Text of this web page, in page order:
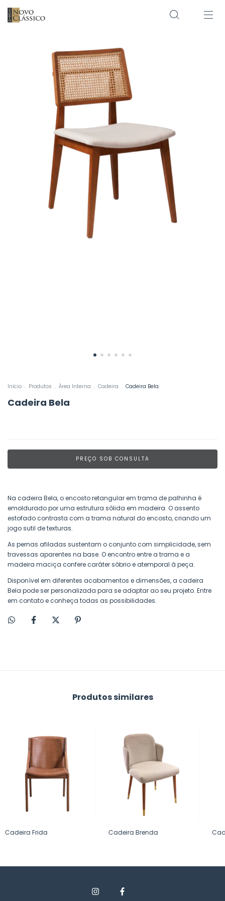
Início . Produtos . Área Interna . Cadeira . Cadeira Bela
Cadeira Bela
Na cadeira Bela, o encosto retangular em trama de palhinha é
emoldurado por uma estrutura sólida em madeira. O assento
estofado contrasta com a trama natural do encosto, criando um
jogo sutil de texturas.
As pernas afiladas sustentam o conjunto com simplicidade, sem
travessas aparentes na base. O encontro entre a trama e a
madeira maciça confere caráter sóbrio e atemporal à peça.
Disponível em diferentes acabamentos e dimensões, a cadeira
Bela pode ser personalizada para se adaptar ao seu projeto. Entre
em contato e conheça todas as possibilidades.
Produtos similares
Cadeira Frida Cadeira Brenda